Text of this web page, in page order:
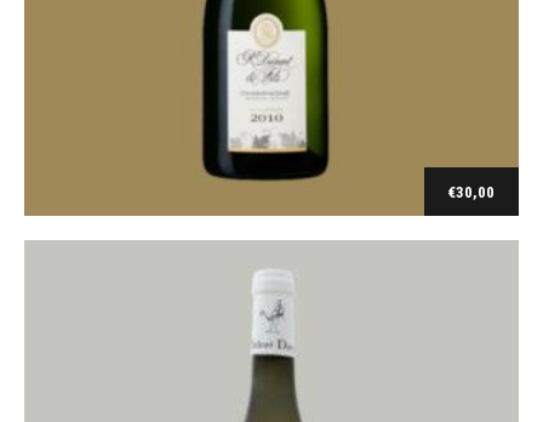
Toevoegen aan winkelwagen
€30,00
Loire
Pertinence-Viognier 2021